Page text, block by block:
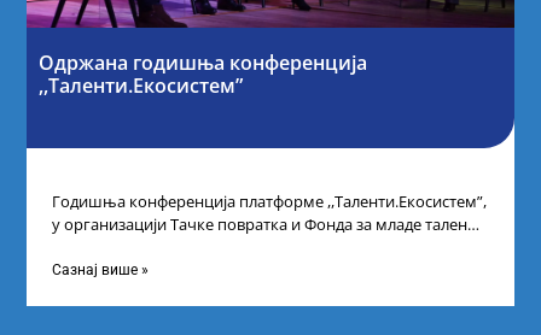
Одржана годишња конференција
,,Таленти.Екосистем”
Годишња конференција платформе ,,Таленти.Екосистем”,
у организацији Тачке повратка и Фонда за младе таленте
Сазнај више »